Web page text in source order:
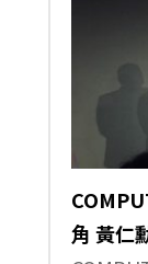
角 黃仁